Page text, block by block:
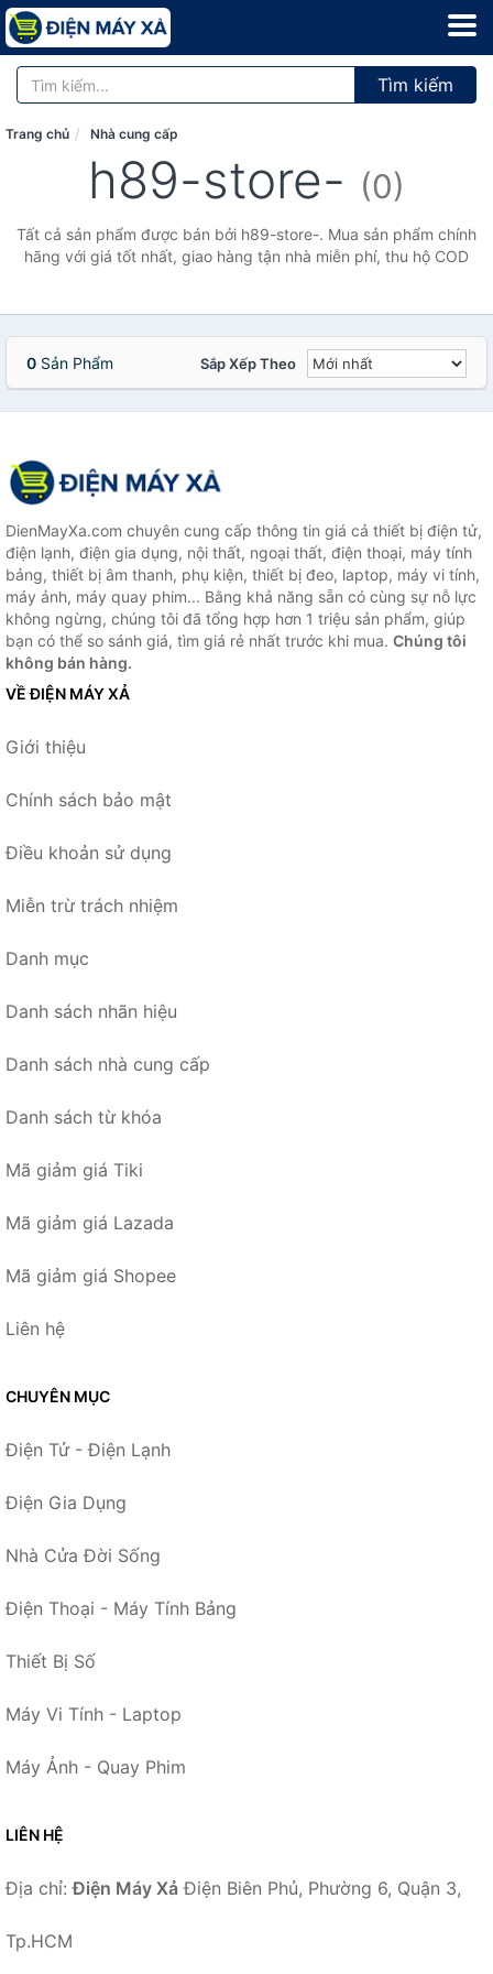
Tìm kiếm
Trang chủ Nhà cung cấp
h89-store- (0)
Tất cả sản phẩm được bán bởi h89-store-. Mua sản phẩm chính
hãng với giá tốt nhất, giao hàng tận nhà miễn phí, thu hộ COD
0 Sản Phẩm Sắp Xếp Theo
DienMayXa.com chuyên cung cấp thông tin giá cả thiết bị điện tử,
điện lạnh, điện gia dụng, nội thất, ngoại thất, điện thoại, máy tính
bảng, thiết bị âm thanh, phụ kiện, thiết bị đeo, laptop, máy vi tính,
máy ảnh, máy quay phim... Bằng khả năng sẵn có cùng sự nỗ lực
không ngừng, chúng tôi đã tổng hợp hơn 1 triệu sản phẩm, giúp
bạn có thể so sánh giá, tìm giá rẻ nhất trước khi mua. Chúng tôi
không bán hàng.
VỀ ĐIỆN MÁY XẢ
Giới thiệu
Chính sách bảo mật
Điều khoản sử dụng
Miễn trừ trách nhiệm
Danh mục
Danh sách nhãn hiệu
Danh sách nhà cung cấp
Danh sách từ khóa
Mã giảm giá Tiki
Mã giảm giá Lazada
Mã giảm giá Shopee
Liên hệ
CHUYÊN MỤC
Điện Tử - Điện Lạnh
Điện Gia Dụng
Nhà Cửa Đời Sống
Điện Thoại - Máy Tính Bảng
Thiết Bị Số
Máy Vi Tính - Laptop
Máy Ảnh - Quay Phim
LIÊN HỆ
Địa chỉ:Điện Máy Xả Điện Biên Phủ, Phường 6, Quận 3,
Tp.HCM